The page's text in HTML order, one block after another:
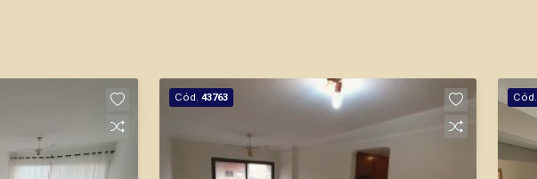
Cód. 43763 Cód.